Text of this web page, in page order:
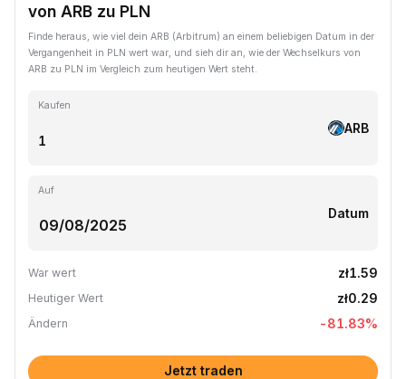
von ARB zu PLN
Finde heraus, wie viel dein ARB (Arbitrum) an einem beliebigen Datum in der
Vergangenheit in PLN wert war, und sieh dir an, wie der Wechselkurs von
ARB zu PLN im Vergleich zum heutigen Wert steht.
Kaufen
ARB
Auf
Datum
War wert zł1.59
Heutiger Wert zł0.29
Ändern -81.83%
Jetzt traden